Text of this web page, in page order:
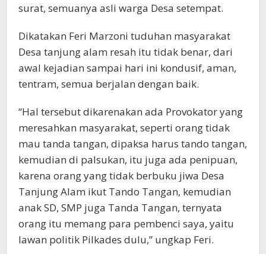
surat, semuanya asli warga Desa setempat.
Dikatakan Feri Marzoni tuduhan masyarakat
Desa tanjung alam resah itu tidak benar, dari
awal kejadian sampai hari ini kondusif, aman,
tentram, semua berjalan dengan baik.
“Hal tersebut dikarenakan ada Provokator yang
meresahkan masyarakat, seperti orang tidak
mau tanda tangan, dipaksa harus tando tangan,
kemudian di palsukan, itu juga ada penipuan,
karena orang yang tidak berbuku jiwa Desa
Tanjung Alam ikut Tando Tangan, kemudian
anak SD, SMP juga Tanda Tangan, ternyata
orang itu memang para pembenci saya, yaitu
lawan politik Pilkades dulu,” ungkap Feri.